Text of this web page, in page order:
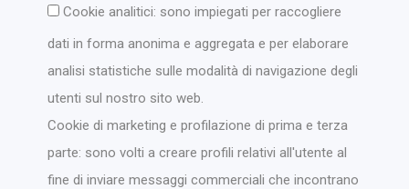
Cookie analitici: sono impiegati per raccogliere
dati in forma anonima e aggregata e per elaborare
analisi statistiche sulle modalità di navigazione degli
utenti sul nostro sito web.
Cookie di marketing e profilazione di prima e terza
parte: sono volti a creare profili relativi all'utente al
fine di inviare messaggi commerciali che incontrano